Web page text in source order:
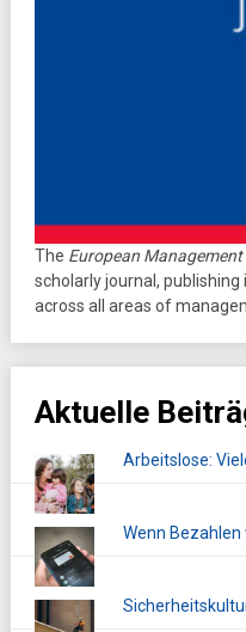
The European
scholarly journal,
across all areas of
Aktuelle
Arbeitslose:
Wenn